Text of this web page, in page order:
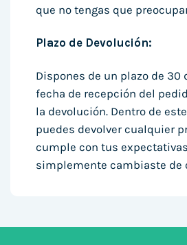
que no tengas que
Plazo de Devolución:
Dispones de un plazo de 30
fecha de recepción del
la devolución. Dentro de
puedes devolver cualquier
cumple con tus
simplemente cambiaste de